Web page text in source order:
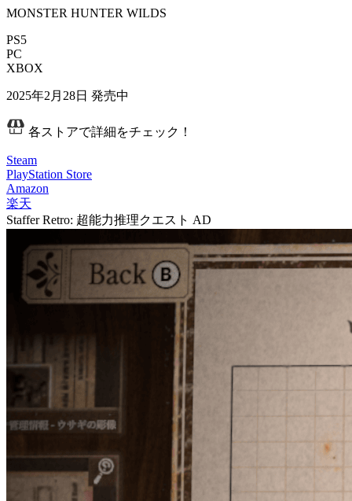
MONSTER HUNTER WILDS
PS5
PC
XBOX
2025年2月28日 発売中
各ストアで詳細をチェック！
Steam
PlayStation Store
Amazon
楽天
Staffer Retro: 超能力推理クエスト AD